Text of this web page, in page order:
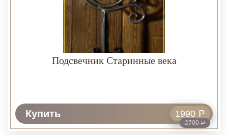
Подсвечник Старинные века
Купить
2700Р
1990 Р